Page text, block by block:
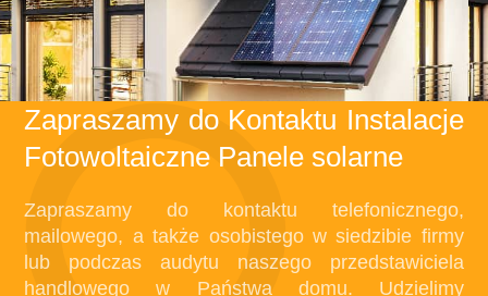
Zapraszamy do Kontaktu Instalacje
Fotowoltaiczne Panele solarne
Zapraszamy do kontaktu telefonicznego,
mailowego, a także osobistego w siedzibie firmy
lub podczas audytu naszego przedstawiciela
handlowego w Państwa domu. Udzielimy